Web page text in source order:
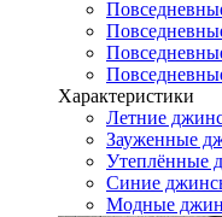
Характеристики
Летние
Зауженные
Утеплённые
Синие
Модные